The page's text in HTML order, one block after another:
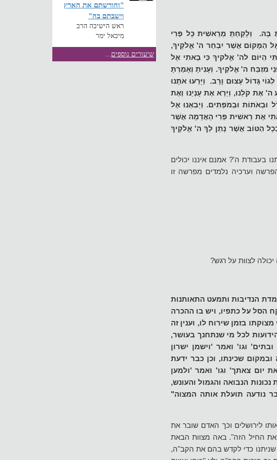
בָּהּ. וְלָקַחְתָּ מֵרֵאשִׁית כָּל פְּרִי
הַמָּקוֹם אֲשֶׁר יִבְחַר ה' אֱלֹקֶיךָ,
הַיּוֹם לה' אֱלֹקיךָ כִּי בָאתִי אֶל
מִזְבַּח ה' אֱלֹקֶיךָ. וְעָנִיתָ וְאָמַרְתָּ
גָּדוֹל עָצוּם וָרָב. וַיָּרֵעוּ אֹתָנוּ
ה' אֶת קֹלֵנוּ, וַיַּרְא אֶת עָנְיֵנוּ וְאֶת
וּבְאֹתוֹת וּבְמֹפְתִים. וַיְבִאֵנוּ אֶל
אֶת רֵאשִׁית פְּרִי הָאֲדָמָה אֲשֶׁר
הַטּוֹב אֲשֶׁר נָתַן לְךָ ה' אֱלֹקֶיךָ
בעבודת ה'? אמנם איננו יכולים
וערכיה נלמדים מפרשה זו
לצוות על רגש?
הנדיבות ותמעט התאותנות
הסל על כתפיו, ויש בו ההכרה
בזמן שירוח לו, וענין זה
לכל מי שנתחנך בעושר,
וגו' ואמר 'וישמן ישרון
שכינתו, וכן כבר ידעת
יום צאתך' וגו' ואמר 'ולמען
הנבואה והגמול והעונש,
נודעה תועלת אותה המצוה"
לירושלים וכך האדם שובר את
את החיל הזה". באה מצוות הבאת
כדי לקדש בהם את הקב"ה,
"והורשתם את הארץ
וישבתם בה"
ראש הישיבה הרב
מיכאל ימר
שיעורים נוספים...